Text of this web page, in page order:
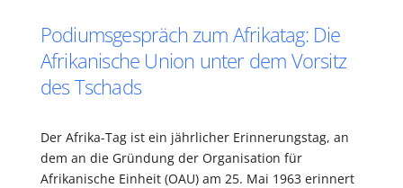
Podiumsgespräch zum Afrikatag: Die
Afrikanische Union unter dem Vorsitz
des Tschads
Der Afrika-Tag ist ein jährlicher Erinnerungstag, an
dem an die Gründung der Organisation für
Afrikanische Einheit (OAU) am 25. Mai 1963 erinnert